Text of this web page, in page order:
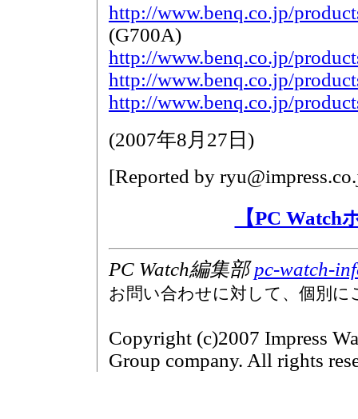
http://www.benq.co.jp/
(G700A)
http://www.benq.co.jp/
http://www.benq.co.jp/
http://www.benq.co.jp/
(2007年8月27日 )
[Reported by
【PC Watch
PC Watch編集部pc-watch-
お問い合わせに対して、個別
Copyright (c)2007 Impress
Group company. All rights